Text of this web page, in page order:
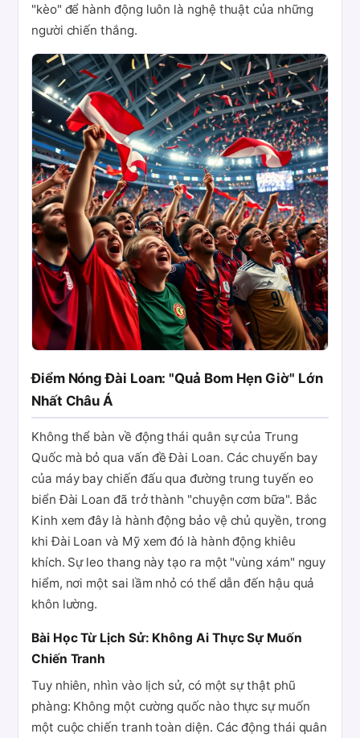
"kèo" để hành động luôn là nghệ thuật của những
người chiến thắng.
Điểm Nóng Đài Loan: "Quả Bom Hẹn Giờ" Lớn
Nhất Châu Á
Không thể bàn về động thái quân sự của Trung
Quốc mà bỏ qua vấn đề Đài Loan. Các chuyến bay
của máy bay chiến đấu qua đường trung tuyến eo
biển Đài Loan đã trở thành "chuyện cơm bữa". Bắc
Kinh xem đây là hành động bảo vệ chủ quyền, trong
khi Đài Loan và Mỹ xem đó là hành động khiêu
khích. Sự leo thang này tạo ra một "vùng xám" nguy
hiểm, nơi một sai lầm nhỏ có thể dẫn đến hậu quả
khôn lường.
Bài Học Từ Lịch Sử: Không Ai Thực Sự Muốn
Chiến Tranh
Tuy nhiên, nhìn vào lịch sử, có một sự thật phũ
phàng: Không một cường quốc nào thực sự muốn
một cuộc chiến tranh toàn diện. Các động thái quân